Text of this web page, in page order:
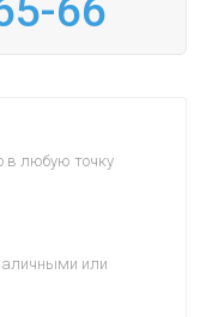
66
в любую точку
или